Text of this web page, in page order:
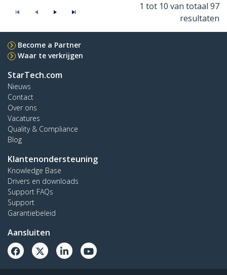
1 tot 10 van totaal 97
resultaten
Become a Partner
Waar te verkrijgen
StarTech.com
Nieuws
Contact
Over ons
Vacatures
Quality & Compliance
Blog
Klantenondersteuning
Knowledge Base
Drivers en downloads
Support FAQs
Support
Garantiebeleid
Aansluiten